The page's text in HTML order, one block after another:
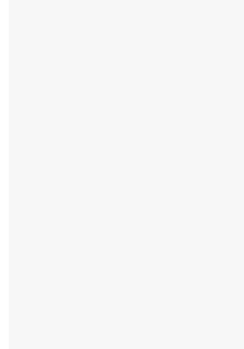
penutupan Kampung
dan meriah pun tercipta
Salah satu orang tua asuh,
terima kasih atas hadirnya
"Kegiatan ini memberi
menginspirasi dan mampu
institusi pendidikan dan
Kegiatan Kampung
kokoh bagi lahirnya